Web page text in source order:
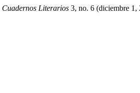
Cuadernos Literarios 3, no. 6 (diciembre 1,